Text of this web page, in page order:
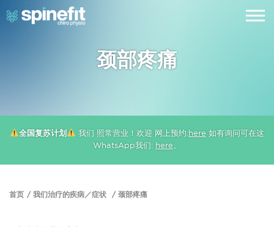
颈部疼痛
全国复苏计划 我们 照常营业！欢迎 网上预约:here 如有询问可在这
WhatsApp我们: here。
首页 我们治疗的疾病／症状 颈部疼痛